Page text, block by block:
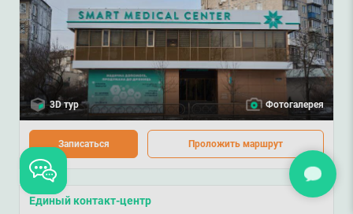
3D тур Фотогалерея
Записаться Проложить маршрут
Единый контакт-центр